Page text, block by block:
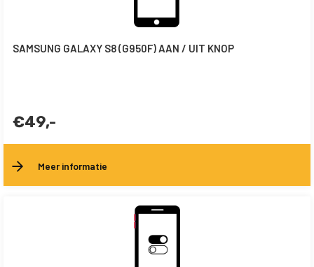
SAMSUNG GALAXY S8 (G950F) AAN / UIT KNOP
€49,-
Meer informatie